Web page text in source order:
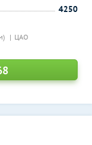
ЦАО
4250